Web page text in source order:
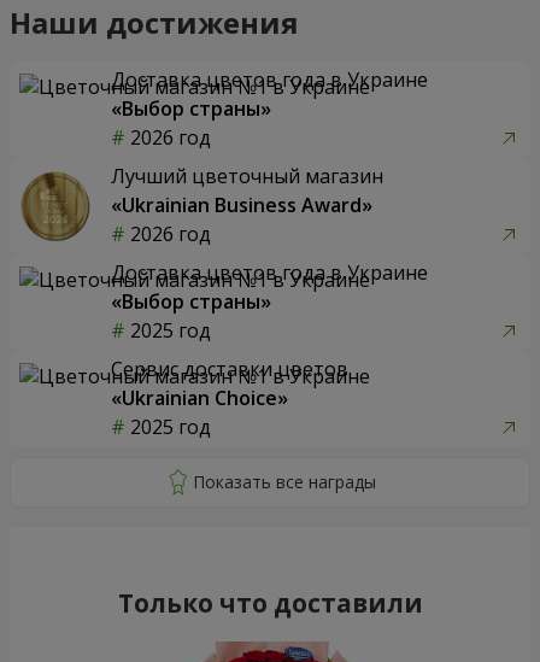
Наши достижения
Доставка цветов года в Украине
«Выбор страны»
2026 год
Лучший цветочный магазин
«Ukrainian Business Award»
2026 год
Доставка цветов года в Украине
«Выбор страны»
2025 год
Сервис доставки цветов
«Ukrainian Choice»
2025 год
Только что доставили